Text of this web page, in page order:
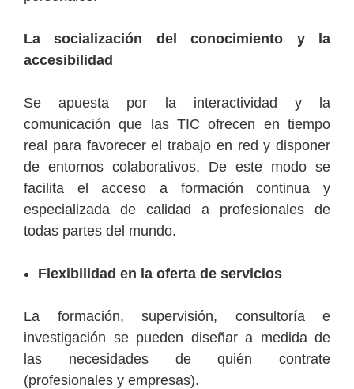
La socialización del conocimiento y la
accesibilidad
Se apuesta por la interactividad y la
comunicación que las TIC ofrecen en tiempo
real para favorecer el trabajo en red y disponer
de entornos colaborativos. De este modo se
facilita el acceso a formación continua y
especializada de calidad a profesionales de
todas partes del mundo.
Flexibilidad en la oferta de servicios
La formación, supervisión, consultoría e
investigación se pueden diseñar a medida de
las necesidades de quién contrate
(profesionales y empresas).